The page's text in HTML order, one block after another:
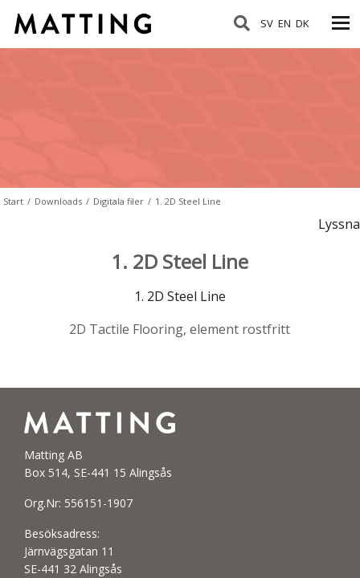
SV EN DK
Start / Downloads / Digitala filer / 1. 2D Steel Line
Lyssna
1. 2D Steel Line
1. 2D Steel Line
2D Tactile Flooring, element rostfritt
Matting AB
Box 514, SE-441 15 Alingsås
Org.Nr: 556151-1907
Besöksadress:
Järnvägsgatan 11
SE-441 32 Alingsås